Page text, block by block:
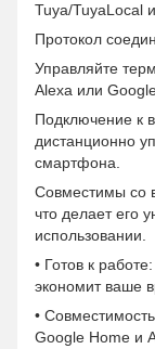
Tuya/TuyaLocal
Протокол
Управляйте
Alexa или
Подключение к
дистанционно
смартфона.
Совместимы со
что делает его
использовании.
• Готов к
экономит ваше
•
Google Home и